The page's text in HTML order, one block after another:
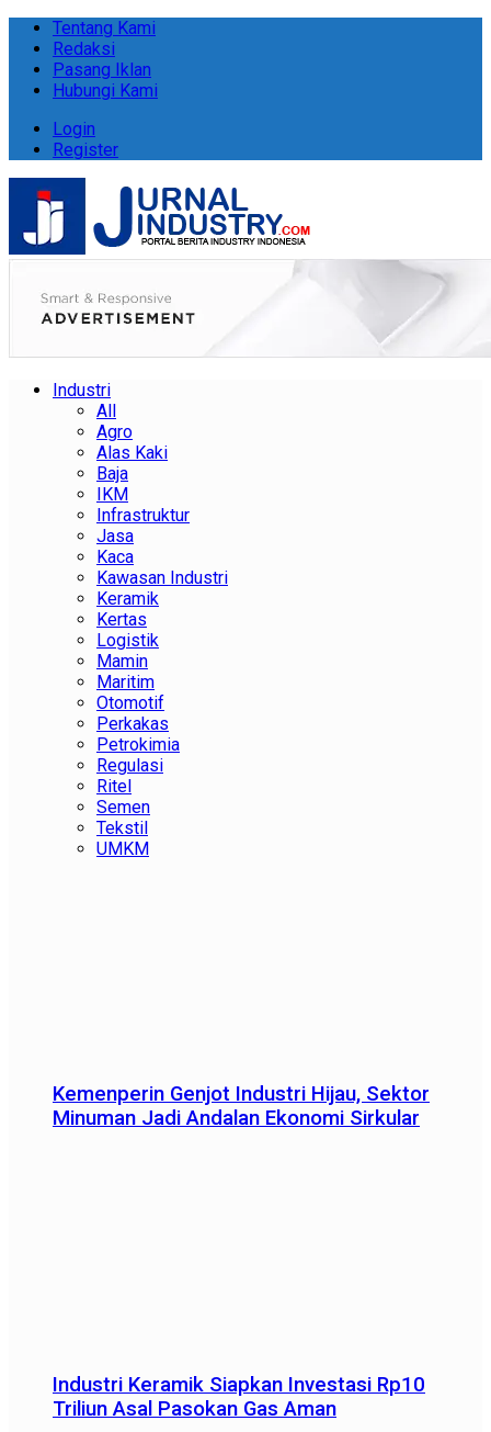
Tentang Kami
Redaksi
Pasang Iklan
Hubungi Kami
Login
Register
Industri
All
Agro
Alas Kaki
Baja
IKM
Infrastruktur
Jasa
Kaca
Kawasan Industri
Keramik
Kertas
Logistik
Mamin
Maritim
Otomotif
Perkakas
Petrokimia
Regulasi
Ritel
Semen
Tekstil
UMKM
Kemenperin Genjot Industri Hijau, Sektor
Minuman Jadi Andalan Ekonomi Sirkular
Industri Keramik Siapkan Investasi Rp10
Triliun Asal Pasokan Gas Aman